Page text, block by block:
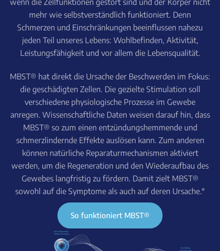
wenn die Zellfunktionen gestört sind und der Körper nicht
mehr wie selbstverständlich funktioniert. Denn
Schmerzen und Einschränkungen beeinflussen nahezu
jeden Teil unseres Lebens: Wohlbefinden, Aktivität,
Leistungsfähigkeit und vor allem die Lebensqualität.
MBST® hat direkt die Ursache der Beschwerden im Fokus:
die geschädigten Zellen. Die gezielte Stimulation soll
verschiedene physiologische Prozesse im Gewebe
anregen. Wissenschaftliche Daten weisen darauf hin, dass
MBST® so zum einen entzündungshemmende und
schmerzlindernde Effekte auslösen kann. Zum anderen
können natürliche Reparaturmechanismen aktiviert
werden, um die Regeneration und den Wiederaufbau des
Gewebes langfristig zu fördern. Damit zielt MBST®
sowohl auf die Symptome als auch auf deren Ursache.*
So funktioniert MBST®